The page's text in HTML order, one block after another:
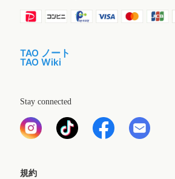
TAO ノート
TAO Wiki
Stay connected
規約